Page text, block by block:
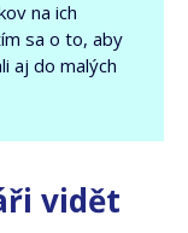
vidět
na ich
sa o to, aby
aj do malých